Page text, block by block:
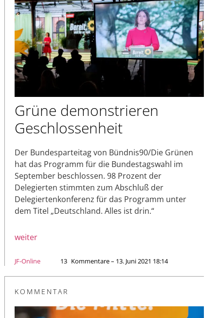
Grüne demonstrieren
Geschlossenheit
Der Bundesparteitag von Bündnis90/Die Grünen
hat das Programm für die Bundestagswahl im
September beschlossen. 98 Prozent der
Delegierten stimmten zum Abschluß der
Delegiertenkonferenz für das Programm unter
dem Titel „Deutschland. Alles ist drin.“
weiter
JF-Online 13 Kommentare – 13. Juni 2021 18:14
KOMMENTAR